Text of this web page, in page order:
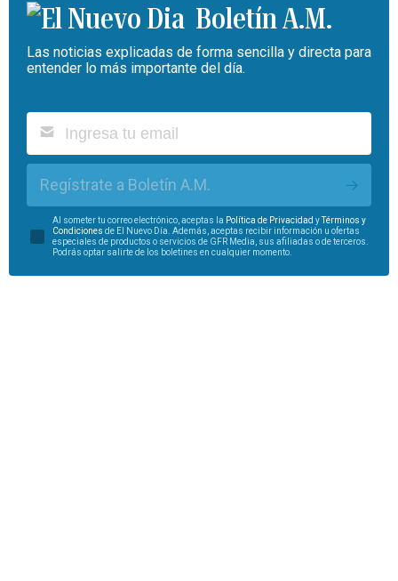
Boletín A.M.
Las noticias explicadas de forma sencilla y directa para
entender lo más importante del día.
Regístrate a Boletín A.M.
Al someter tu correo electrónico, aceptas la Política de Privacidad yTérminos y
Condiciones de El Nuevo Día. Además, aceptas recibir información u ofertas
especiales de productos o servicios de GFR Media, sus afiliadas o de terceros.
Podrás optar salirte de los boletines en cualquier momento.